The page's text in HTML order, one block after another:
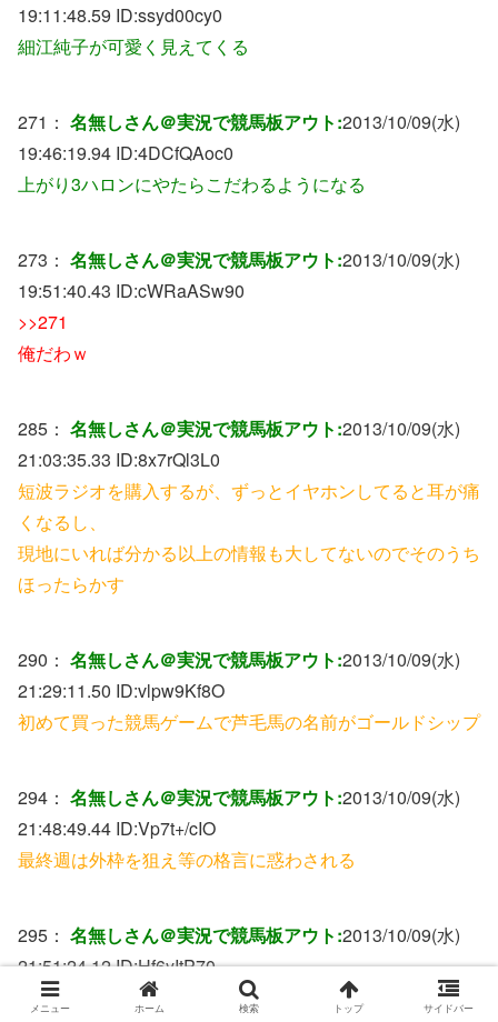
19:11:48.59 ID:ssyd00cy0
細江純子が可愛く見えてくる
271： 名無しさん＠実況で競馬板アウト:2013/10/09(水)
19:46:19.94 ID:4DCfQAoc0
上がり3ハロンにやたらこだわるようになる
273： 名無しさん＠実況で競馬板アウト:2013/10/09(水)
19:51:40.43 ID:cWRaASw90
>>271
俺だわｗ
285： 名無しさん＠実況で競馬板アウト:2013/10/09(水)
21:03:35.33 ID:8x7rQl3L0
短波ラジオを購入するが、ずっとイヤホンしてると耳が痛
くなるし、
現地にいれば分かる以上の情報も大してないのでそのうち
ほったらかす
290： 名無しさん＠実況で競馬板アウト:2013/10/09(水)
21:29:11.50 ID:vlpw9Kf8O
初めて買った競馬ゲームで芦毛馬の名前がゴールドシップ
294： 名無しさん＠実況で競馬板アウト:2013/10/09(水)
21:48:49.44 ID:Vp7t+/cIO
最終週は外枠を狙え等の格言に惑わされる
295： 名無しさん＠実況で競馬板アウト:2013/10/09(水)
21:51:24.12 ID:Hf6yItP70
柴田善臣を先生と言い出す
メニュー ホーム 検索 トップ サイドバー